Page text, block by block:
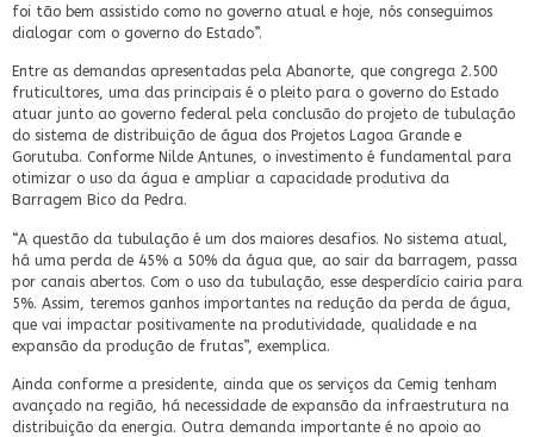
foi tão bem assistido como no governo atual e hoje, nós conseguimos
dialogar com o governo do Estado”.
Entre as demandas apresentadas pela Abanorte, que congrega 2.500
fruticultores, uma das principais é o pleito para o governo do Estado
atuar junto ao governo federal pela conclusão do projeto de tubulação
do sistema de distribuição de água dos Projetos Lagoa Grande e
Gorutuba. Conforme Nilde Antunes, o investimento é fundamental para
otimizar o uso da água e ampliar a capacidade produtiva da
Barragem Bico da Pedra.
“A questão da tubulação é um dos maiores desafios. No sistema atual,
há uma perda de 45% a 50% da água que, ao sair da barragem, passa
por canais abertos. Com o uso da tubulação, esse desperdício cairia para
5%. Assim, teremos ganhos importantes na redução da perda de água,
que vai impactar positivamente na produtividade, qualidade e na
expansão da produção de frutas”, exemplica.
Ainda conforme a presidente, ainda que os serviços da Cemig tenham
avançado na região, há necessidade de expansão da infraestrutura na
distribuição da energia. Outra demanda importante é no apoio ao